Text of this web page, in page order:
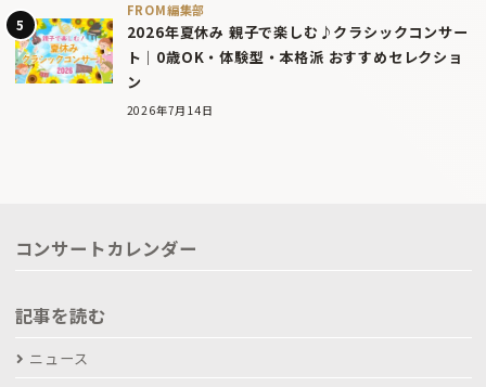
FROM編集部
2026年夏休み 親子で楽しむ♪クラシックコンサー
ト｜0歳OK・体験型・本格派 おすすめセレクショ
ン
2026年7月14日
コンサートカレンダー
記事を読む
ニュース